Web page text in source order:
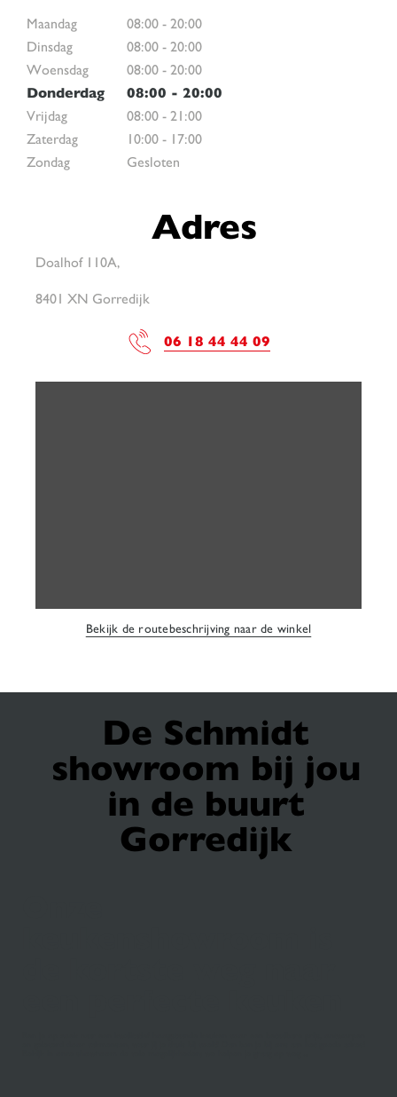
Maandag 08:00 - 20:00
Dinsdag
08:00 - 20:00
Woensdag
08:00 - 20:00
Donderdag
08:00 - 20:00
Vrijdag
08:00 - 21:00
Zaterdag
10:00 - 17:00
Zondag
Gesloten
Adres
Doalhof 110A,
8401 XN Gorredijk
06 18 44 44 09
Bekijk de routebeschrijving naar de winkel
De Schmidt
showroom bij jou
in de buurt
Gorredijk